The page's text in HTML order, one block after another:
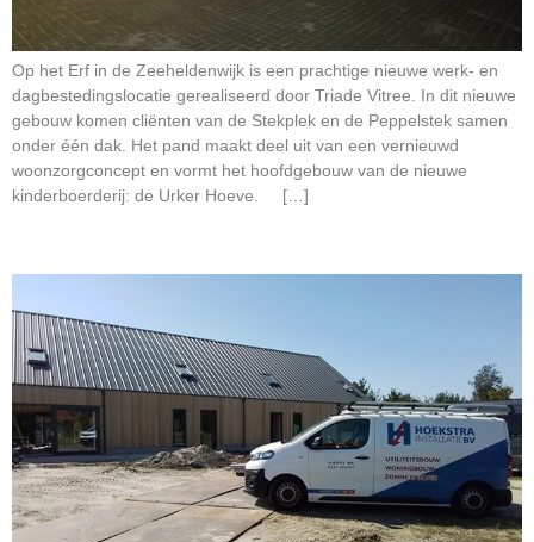
Op het Erf in de Zeeheldenwijk is een prachtige nieuwe werk- en
dagbestedingslocatie gerealiseerd door Triade Vitree. In dit nieuwe
gebouw komen cliënten van de Stekplek en de Peppelstek samen
onder één dak. Het pand maakt deel uit van een vernieuwd
woonzorgconcept en vormt het hoofdgebouw van de nieuwe
kinderboerderij: de Urker Hoeve. […]